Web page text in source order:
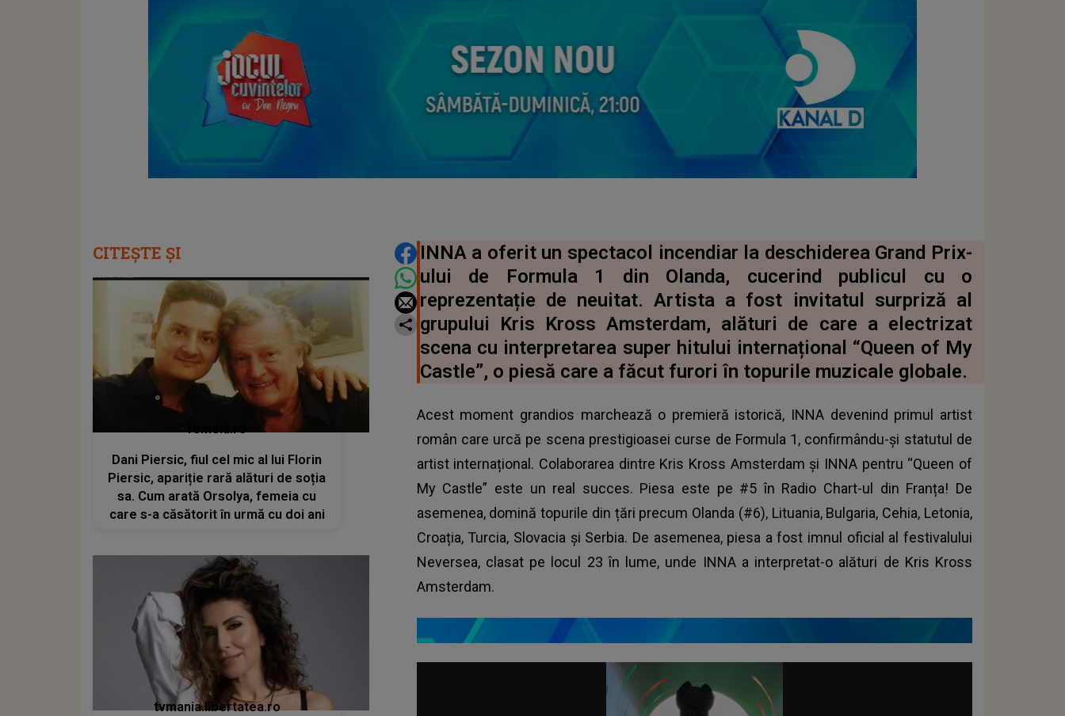
DISTRIBUIE ARTICOLUL
INNA a oferit un spectacol incendiar la deschiderea Grand Prix-
ului de Formula 1 din Olanda, cucerind publicul cu o
reprezentație de neuitat. Artista a fost invitatul surpriză al
grupului Kris Kross Amsterdam, alături de care a electrizat
scena cu interpretarea super hitului internațional “Queen of My
Castle”, o piesă care a făcut furori în topurile muzicale globale.
Acest moment grandios marchează o premieră istorică, INNA devenind primul artist
român care urcă pe scena prestigioasei curse de Formula 1, confirmându-și statutul de
artist internațional. Colaborarea dintre Kris Kross Amsterdam și INNA pentru “Queen of
My Castle” este un real succes. Piesa este pe #5 în Radio Chart-ul din Franța! De
asemenea, domină topurile din țări precum Olanda (#6), Lituania, Bulgaria, Cehia, Letonia,
Croația, Turcia, Slovacia și Serbia. De asemenea, piesa a fost imnul oficial al festivalului
Neversea, clasat pe locul 23 în lume, unde INNA a interpretat-o alături de Kris Kross
Amsterdam.
CITEȘTE ȘI
femeia.ro
Dani Piersic, fiul cel mic al lui Florin
Piersic, apariție rară alături de soția
sa. Cum arată Orsolya, femeia cu
care s-a căsătorit în urmă cu doi ani
tvmania.libertatea.ro